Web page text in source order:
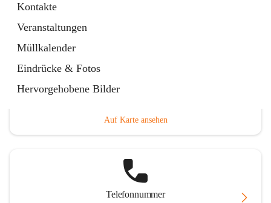
Kontakte
Veranstaltungen
Müllkalender
Eindrücke & Fotos
Hervorgehobene BilderHauptadresse
Auf Karte ansehen
Telefonnummer